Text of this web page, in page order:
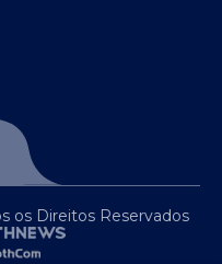
uma única
os Direitos Reservados